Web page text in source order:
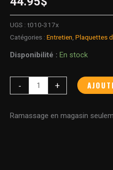
UGS : t010-317x
Catégories : Entretien Plaquettes
Disponibilité : En stock
- +
Ramassage en magasin